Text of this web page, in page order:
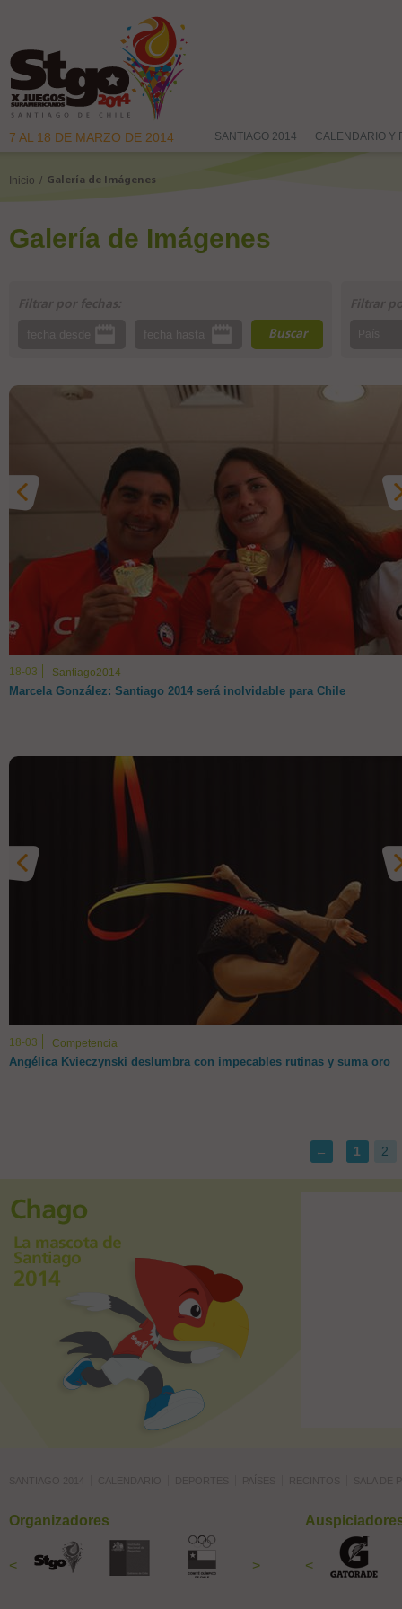
7 AL 18 DE MARZO DE 2014 SANTIAGO 2014 CALENDARIO Y
Inicio / Galería de Imágenes
Galería de Imágenes
Filtrar por fechas:
Buscar
Filtrar
18-03 Santiago2014
Marcela González: Santiago 2014 será inolvidable para Chile
18-03 Competencia
Angélica Kvieczynski deslumbra con impecables rutinas y suma oro
← 1 2
Organizadores
< > <